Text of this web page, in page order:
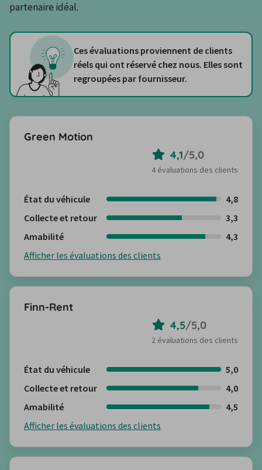
partenaire idéal.
Ces évaluations proviennent de clients
réels qui ont réservé chez nous. Elles sont
regroupées par fournisseur.
Green Motion
4,1/5,0
4 évaluations des clients
État du véhicule
4,8
Collecte et retour
3,3
Amabilité
4,3
Afficher les évaluations des clients
Finn-Rent
4,5/5,0
2 évaluations des clients
État du véhicule
5,0
Collecte et retour
4,0
Amabilité
4,5
Afficher les évaluations des clients